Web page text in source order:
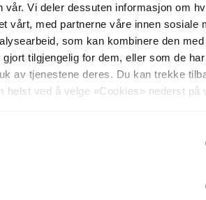
vår. Vi deler dessuten informasjon om
vårt, med partnerne våre innen sosiale
som kan kombinere den med
gjort tilgjengelig for dem, eller som de
av tjenestene deres. Du kan trekke
helst ved å velge «Cookies» nederst på